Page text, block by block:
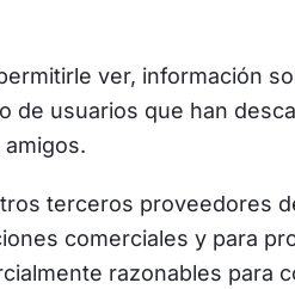
ver, información
usuarios que han
terceros proveedores
comerciales y para
razonables para